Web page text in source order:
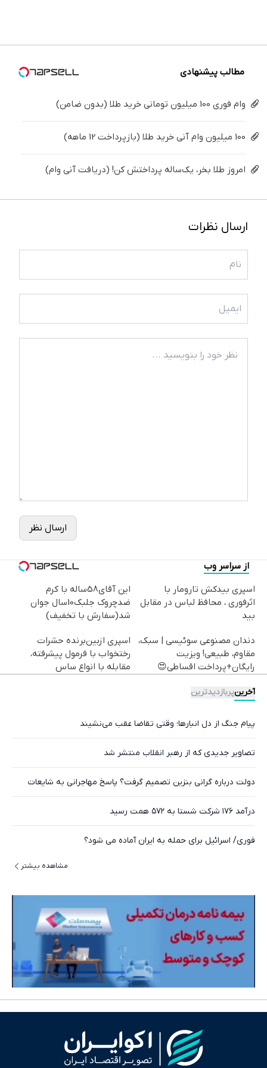
بید
محافظت ساس
کن
مطالب پیشنهادی
وام فوری 100 میلیون تومانی خرید طلا (بدون ضامن)
100 میلیون وام آنی خرید طلا (بازپرداخت 12 ماهه)
امروز طلا بخر، یک‌ساله پرداختش کن! (دریافت آنی وام)
ارسال نظرات
ارسال نظر
از سراسر وب
اسپری بیدکش تارومار با
اثرفوری ، محافظ لباس در مقابل
بید
این آقای58ساله با کرم
ضدچروک جلبک10سال جوان
شد(سفارش با تخفیف)
دندان مصنوعی سوئیسی | سبک،
مقاوم، طبیعی! ویزیت
رایگان+پرداخت اقساطی😍
اسپری ازبین‌برنده حشرات
رختخواب با فرمول پیشرفته،
مقابله با انواع ساس
آخرینپربازدیدترین
پیام جنگ از دل انبارها؛ وقتی تقاضا عقب می‌نشیند
تصاویر جدیدی که از رهبر انقلاب منتشر شد
دولت درباره گرانی بنزین تصمیم گرفت؟ پاسخ مهاجرانی به شایعات
درآمد ۱۷۶ شرکت شستا به ۵۷۲ همت رسید
فوری/ اسرائیل برای حمله به ایران آماده می شود؟
مشاهده بیشتر